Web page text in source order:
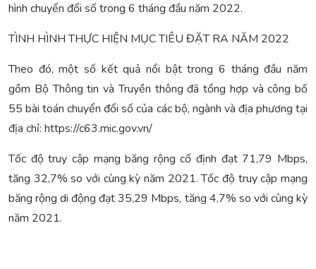
hình chuyển đổi số trong 6 tháng đầu năm 2022.
TÌNH HÌNH THỰC HIỆN MỤC TIÊU ĐẶT RA NĂM 2022
Theo đó, một số kết quả nổi bật trong 6 tháng đầu năm
gồm Bộ Thông tin và Truyền thông đã tổng hợp và công bố
55 bài toán chuyển đổi số của các bộ, ngành và địa phương tại
địa chỉ: https://c63.mic.gov.vn/
Tốc độ truy cập mạng băng rộng cố định đạt 71,79 Mbps,
tăng 32,7% so với cùng kỳ năm 2021. Tốc độ truy cập mạng
băng rộng di động đạt 35,29 Mbps, tăng 4,7% so với cùng kỳ
năm 2021.